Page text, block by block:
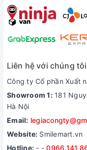
Liên hệ với chúng tôi
Công ty Cổ phần Xuất
Showroom 1:181
Hà Nội
Email:
Website: Smilemart.vn
Hotline: - -